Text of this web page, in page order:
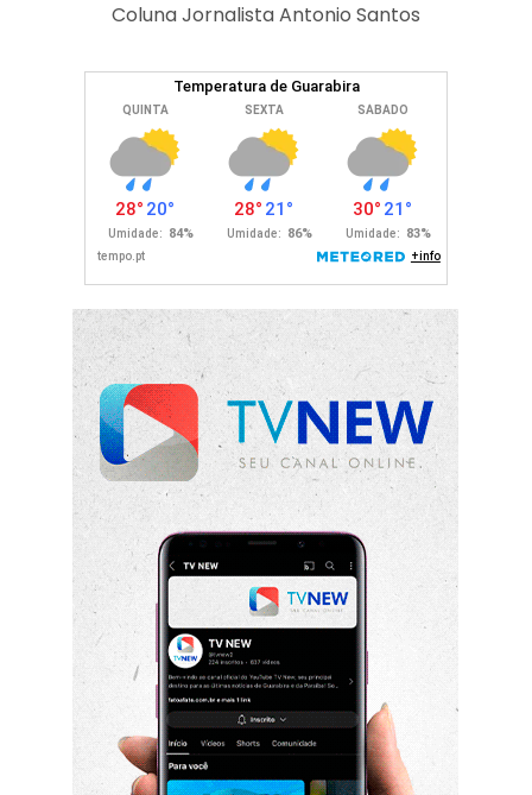
Coluna Jornalista Antonio Santos